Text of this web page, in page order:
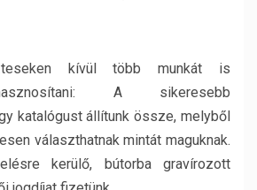
kívül több munkát is
A sikeresebb
katalógust állítunk össze, melyből
választhatnak mintát maguknak.
kerülő, bútorba gravírozott